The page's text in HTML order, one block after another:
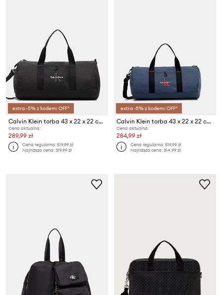
extra -5% z kodem: OFF*
Calvin Klein torba 43 x 22 x 22 cm
Cena aktualna:
289,99 zł
Cena regularna:519,99 zł
Najniższa cena:319,99 zł
extra -5% z kodem: OFF*
Calvin Klein torba 43 x 22 x 22 cm
Cena aktualna:
284,99 zł
Cena regularna:519,99 zł
Najniższa cena:314,99 zł